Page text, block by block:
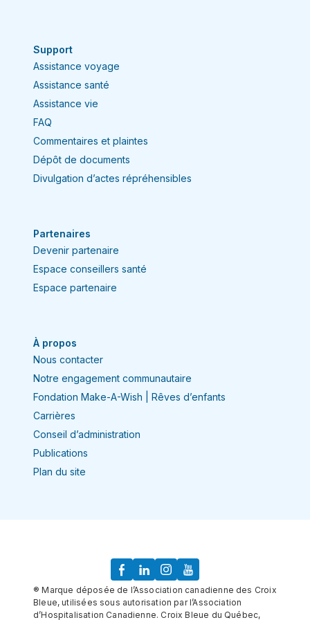
Support
Assistance voyage
Assistance santé
Assistance vie
FAQ
Commentaires et plaintes
Dépôt de documents
Divulgation d’actes répréhensibles
Partenaires
Devenir partenaire
Espace conseillers santé
Espace partenaire
À propos
Nous contacter
Notre engagement communautaire
Fondation Make-A-Wish | Rêves d’enfants
Carrières
Conseil d’administration
Publications
Plan du site
® Marque déposée de l’Association canadienne des Croix
Bleue, utilisées sous autorisation par l’Association
d’Hospitalisation Canadienne. Croix Bleue du Québec,